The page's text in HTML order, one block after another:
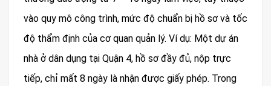
vào quy mô công trình, mức độ chuẩn bị hồ sơ và tốc
độ thẩm định của cơ quan quản lý. Ví dụ: Một dự án
nhà ở dân dụng tại Quận 4, hồ sơ đầy đủ, nộp trực
tiếp, chỉ mất 8 ngày là nhận được giấy phép. Trong